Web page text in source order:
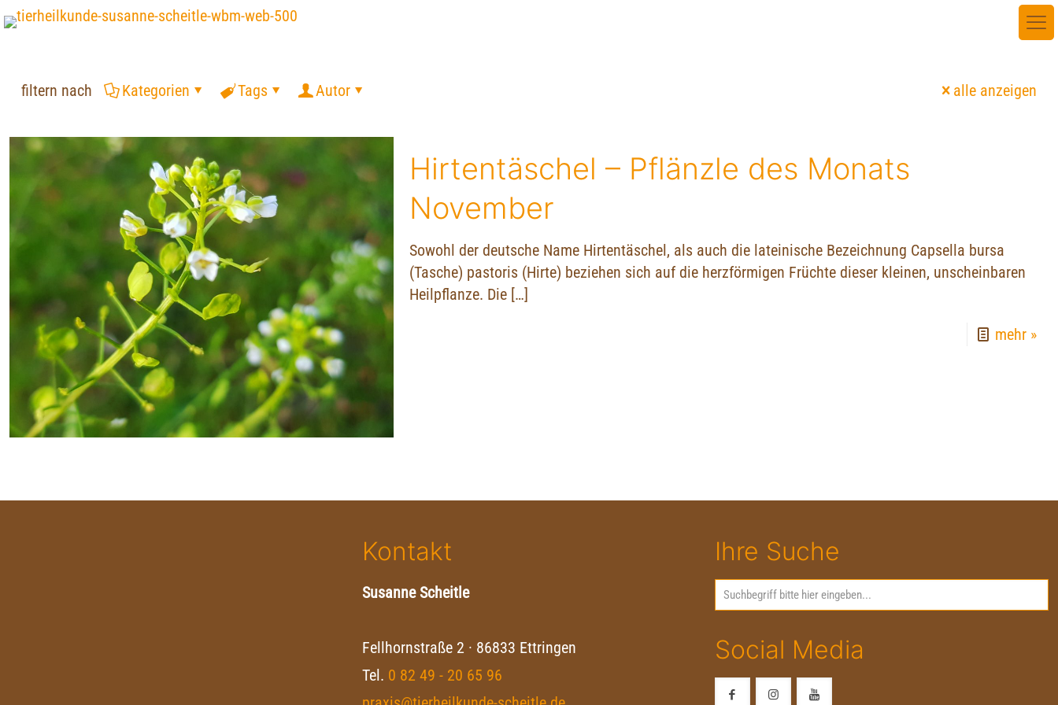
filtern nach Kategorien Tags Autor alle anzeigen
Hirtentäschel – Pflänzle des Monats
November
Sowohl der deutsche Name Hirtentäschel, als auch die lateinische Bezeichnung Capsella bursa
(Tasche) pastoris (Hirte) beziehen sich auf die herzförmigen Früchte dieser kleinen, unscheinbaren
Heilpflanze. Die […]
mehr »
Kontakt
Susanne Scheitle
Fellhornstraße 2 · 86833 Ettringen
Tel. 0 82 49 - 20 65 96
Ihre Suche
Social Media